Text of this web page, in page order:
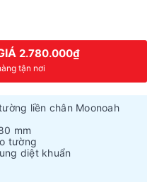
2.780.000₫
tận nơi
liền chân Moonoah
mm
tường
diệt khuẩn